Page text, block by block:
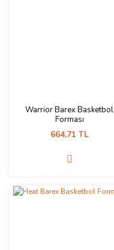
Warrior Barex Basketbol
Forması
664,71 TL